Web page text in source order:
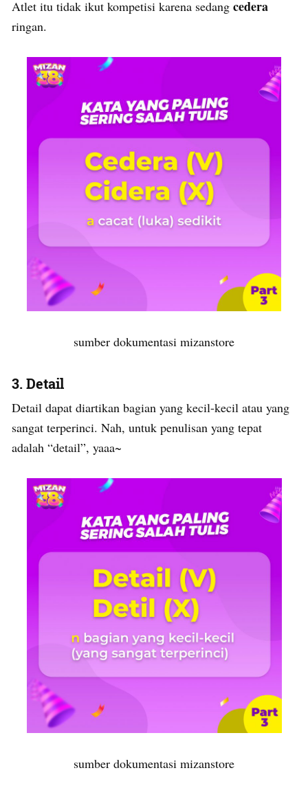
Atlet itu tidak ikut kompetisi karena sedang cedera
ringan.
sumber dokumentasi mizanstore
3. Detail
Detail dapat diartikan bagian yang kecil-kecil atau yang
sangat terperinci. Nah, untuk penulisan yang tepat
adalah “detail”, yaaa~
sumber dokumentasi mizanstore